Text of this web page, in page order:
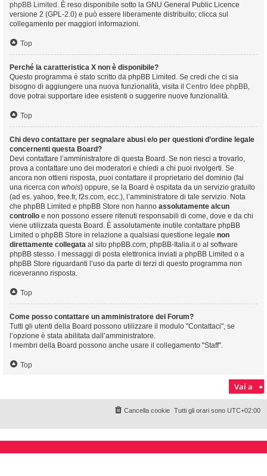
phpBB Limited . È reso disponibile sotto la GNU General Public Licence
versione 2 (GPL-2.0) e può essere liberamente distribuito; clicca sul
collegamento per maggiori informazioni.
Top
Perché la caratteristica X non è disponibile?
Questo programma è stato scritto da phpBB Limited. Se credi che ci sia
bisogno di aggiungere una nuova funzionalità, visita il Centro Idee phpBB,
dove potrai supportare idee esistenti o suggerire nuove funzionalità.
Top
Chi devo contattare per segnalare abusi e/o per questioni d’ordine legale
concernenti questa Board?
Devi contattare l’amministratore di questa Board. Se non riesci a trovarlo,
prova a contattare uno dei moderatori e chiedi a chi puoi rivolgerti. Se
ancora non ottieni risposta, puoi contattare il proprietario del dominio (fai
una ricerca con whois) oppure, se la Board è ospitata da un servizio gratuito
(ad es. yahoo, free.fr, f2s.com, ecc.), l’amministratore di tale servizio. Nota
che phpBB Limited e phpBB Store non hanno assolutamente alcun
controllo e non possono essere ritenuti responsabili di come, dove e da chi
viene utilizzata questa Board. È assolutamente inutile contattare phpBB
Limited o phpBB Store in relazione a qualsiasi questione legale non
direttamente collegata al sito phpBB.com, phpBB-Italia.it o al software
phpBB stesso. I messaggi di posta elettronica inviati a phpBB Limited o a
phpBB Store riguardanti l’uso da parte di terzi di questo programma non
riceveranno risposta.
Top
Come posso contattare un amministratore del Forum?
Tutti gli utenti della Board possono utilizzare il modulo "Contattaci", se
l’opzione è stata abilitata dall’amministratore.
I membri della Board possono anche usare il collegamento "Staff".
Top
Vai a
Tutti gli orari sono UTC+02:00
Cancella cookie